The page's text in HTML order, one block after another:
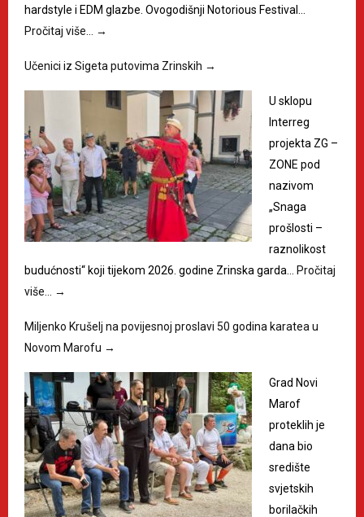
hardstyle i EDM glazbe. Ovogodišnji Notorious Festival…
Pročitaj više…
→
Učenici iz Sigeta putovima Zrinskih →
U sklopu
Interreg
projekta ZG –
ZONE pod
nazivom
„Snaga
prošlosti –
raznolikost
budućnosti“ koji tijekom 2026. godine Zrinska garda…
Pročitaj
više…
→
Miljenko Krušelj na povijesnoj proslavi 50 godina karatea u
Novom Marofu →
Grad Novi
Marof
proteklih je
dana bio
središte
svjetskih
borilačkih